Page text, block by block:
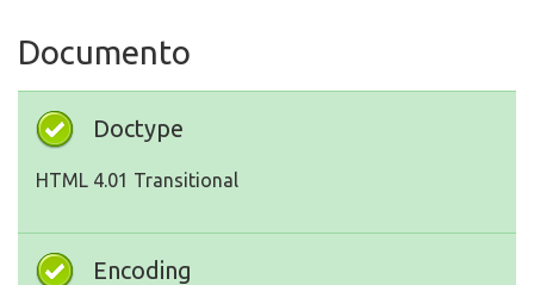
Documento
Doctype
HTML 4.01 Transitional
Encoding